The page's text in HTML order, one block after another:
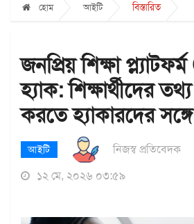
হোম আইটি বিস্তারিত
জনপ্রিয় শিক্ষা
হ্যাক: শিক্ষার্থীদের
করতে হ্যাকারদের
আইটি
নিজস্ব প্রতিবেদক
১২ মে, ২০২৬ ০৩:৫৯